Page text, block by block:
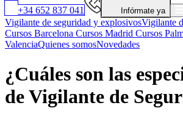
+34 652 837 041 Infórmate ya
Vigilante de seguridad y explosivosVigilante
Cursos Barcelona Cursos Madrid Cursos
ValenciaQuienes somosNovedades
¿Cuáles son las
de Vigilante de